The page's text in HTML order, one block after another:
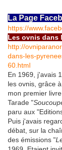
La Page
https://
Les ovnis dans
http://
dans-les-
60.html
En 1969, j'avais
les ovnis, grâce
mon premier
Tarade "
paru aux
Puis j'avais
débat, sur la
des émissions "